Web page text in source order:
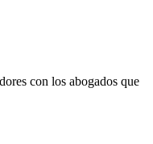
con los abogados que